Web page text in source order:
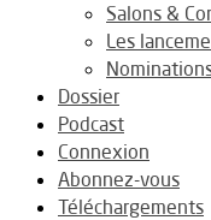
Salons &
Les
Dossier
Podcast
Connexion
Abonnez-vous
Téléchargements